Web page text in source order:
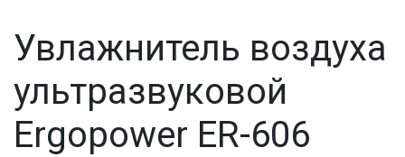
Увлажнитель воздуха
ультразвуковой
Ergopower ER-606